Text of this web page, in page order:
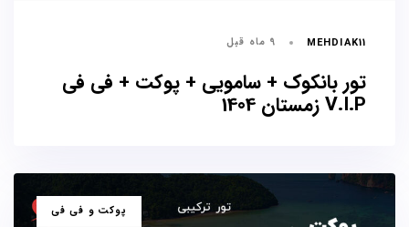
MEHDIAK11 9 ماه قبل
تور بانکوک + سامویی + پوکت + فی فی
V.I.P زمستان 1404
برچسب
پوکت و فی فی